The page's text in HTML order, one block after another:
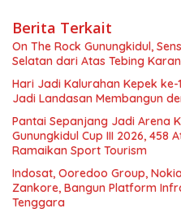
Berita Terkait
On The Rock Gunungkidul,
Selatan dari Atas Tebing
Hari Jadi Kalurahan Kepek ke-
Jadi Landasan Membangun
Pantai Sepanjang Jadi Arena
Gunungkidul Cup III 2026, 458
Ramaikan Sport Tourism
Indosat, Ooredoo Group,
Zankore, Bangun Platform
Tenggara